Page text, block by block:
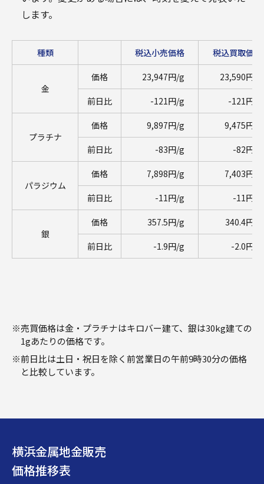
※売買価格は金・プラチナはキロバー建て、銀は30kg建ての
1gあたりの価格です。
※前日比は土日・祝日を除く前営業日の午前9時30分の価格
と比較しています。
横浜金属地金販売
価格推移表